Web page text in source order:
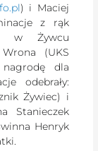
) i Maciej
z rąk
w Żywcu
Wrona (UKS
nagrodę dla
odebrały:
Żywiec) i
Stanieczek
Henryk